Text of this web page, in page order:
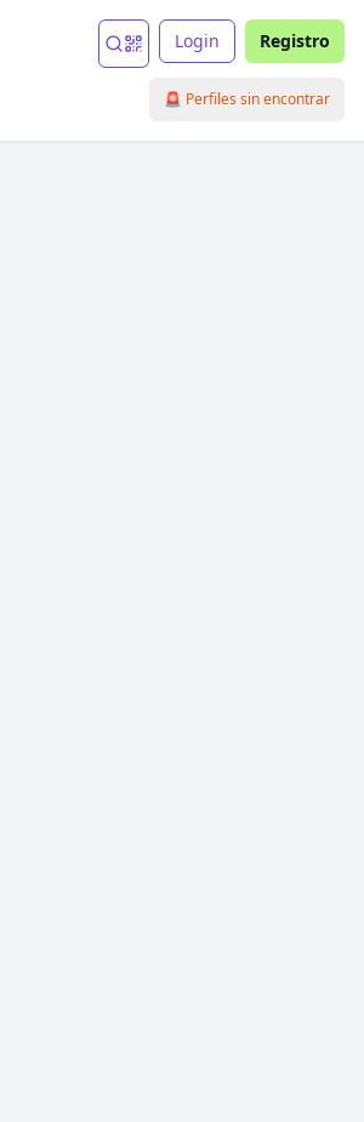
Login Registro
🚨 Perfiles sin encontrar